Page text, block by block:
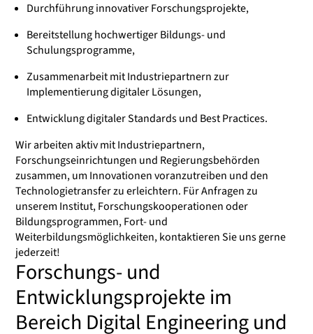
Durchführung innovativer Forschungsprojekte,
Bereitstellung hochwertiger Bildungs- und
Schulungsprogramme,
Zusammenarbeit mit Industriepartnern zur
Implementierung digitaler Lösungen,
Entwicklung digitaler Standards und Best Practices.
Wir arbeiten aktiv mit Industriepartnern,
Forschungseinrichtungen und Regierungsbehörden
zusammen, um Innovationen voranzutreiben und den
Technologietransfer zu erleichtern. Für Anfragen zu
unserem Institut, Forschungskooperationen oder
Bildungsprogrammen, Fort- und
Weiterbildungsmöglichkeiten, kontaktieren Sie uns gerne
jederzeit!
Forschungs- und
Entwicklungsprojekte im
Bereich Digital Engineering und